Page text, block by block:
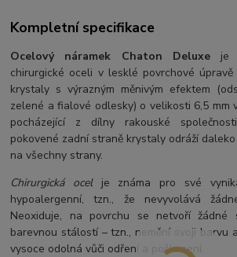
Kompletní specifikace
Ocelový náramek Chaton Deluxeje
chirurgické oceli v lesklé povrchové
krystaly s výrazným měnivým efektem
zelené a fialové odlesky) o velikosti 6,5 mm
pocházející z dílny rakouské
pokovené zadní straně krystaly odráží
na všechny strany.
Chirurgická ocelje známa pro své
hypoalergenní, tzn., že nevyvolává
Neoxiduje, na povrchu se netvoří žádné
barevnou stálostí – tzn., nemění svoji barvu
vysoce odolná vůči odření a poškození.